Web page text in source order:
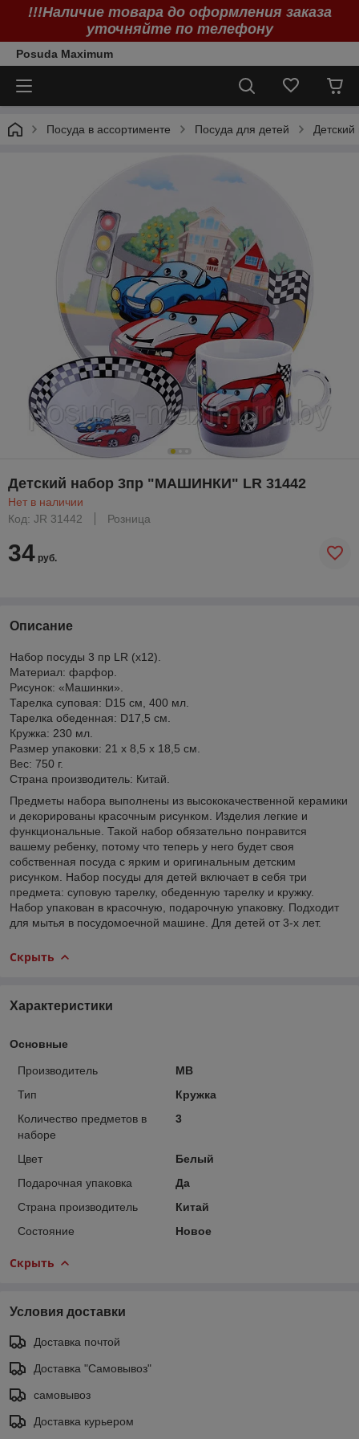
!!!Наличие товара до оформления заказа
уточняйте по телефону
Posuda Maximum
Посуда в ассортименте Посуда для детей
Детский набор 3пр "МАШИНКИ" LR 31442
Нет в наличии
Код: JR 31442
Розница
34 руб.
Описание
Набор посуды 3 пр LR (х12).
Материал: фарфор.
Рисунок: «Машинки».
Тарелка суповая: D15 см, 400 мл.
Тарелка обеденная: D17,5 см.
Кружка: 230 мл.
Размер упаковки: 21 х 8,5 х 18,5 см.
Вес: 750 г.
Страна производитель: Китай.
Предметы набора выполнены из высококачественной керамики
и декорированы красочным рисунком. Изделия легкие и
функциональные. Такой набор обязательно понравится
вашему ребенку, потому что теперь у него будет своя
собственная посуда с ярким и оригинальным детским
рисунком. Набор посуды для детей включает в себя три
предмета: суповую тарелку, обеденную тарелку и кружку.
Набор упакован в красочную, подарочную упаковку. Подходит
для мытья в посудомоечной машине. Для детей от 3-х лет.
Скрыть
Характеристики
Основные
Производитель
MB
Тип
Кружка
Количество предметов в
наборе
3
Цвет
Белый
Подарочная упаковка
Да
Страна производитель
Китай
Состояние
Новое
Скрыть
Условия доставки
Доставка почтой
Доставка "Самовывоз"
самовывоз
Доставка курьером